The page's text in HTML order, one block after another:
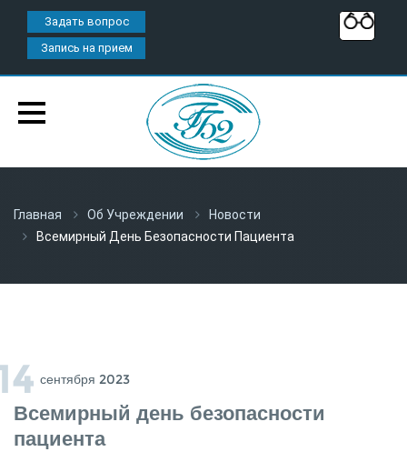
Задать вопрос
Запись на прием
Главная Об Учреждении
Новости
Всемирный День Безопасности Пациента
Сентября 2023
Всемирный день безопасности
пациента